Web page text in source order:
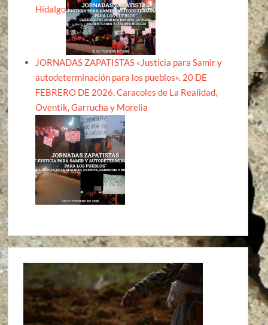
Hidalgo
JORNADAS ZAPATISTAS «Justicia para Samir y
autodeterminación para los pueblos». 20 DE
FEBRERO DE 2026, Caracoles de La Realidad,
Oventik, Garrucha y Morelia